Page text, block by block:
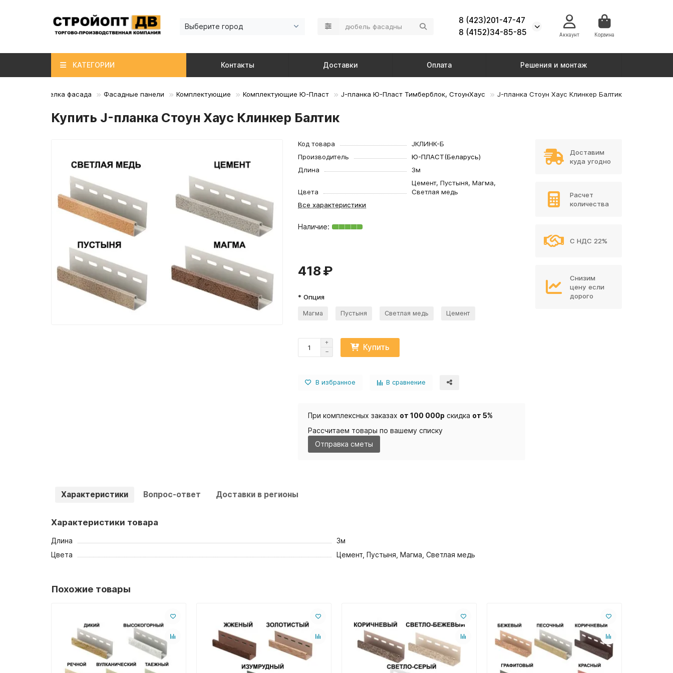
Выберите город
8 (423)201-47-47
8 (4152)34-85-85
Аккаунт Корзина
КАТЕГОРИИ Контакты Доставки Оплата Решения и монтаж
Отделка фасада Фасадные панели Комплектующие Комплектующие Ю-Пласт J-планка Ю-Пласт Тимберблок, СтоунХаус J-планка Стоун Хаус Клинкер Балтик
Купить J-планка Стоун Хаус Клинкер Балтик
Код товара
JКЛИНК-Б
Производитель
Ю-ПЛАСТ(Беларусь)
Длина
3м
Цвета
Цемент, Пустыня, Магма,
Светлая медь
Все характеристики
418 ₽
* Опция
Магма Пустыня Светлая медь Цемент
Купить
В избранное В сравнение
При комплексных заказах от 100 000р скидка от 5%
Рассчитаем товары по вашему списку
Отправка сметы
Доставим
куда угодно
Расчет
количества
С НДС 22%
Снизим
цену если
дорого
Характеристики Вопрос-ответ Доставки в регионы
Характеристики товара
Длина
3м
Цвета
Цемент, Пустыня, Магма, Светлая медь
Похожие товары